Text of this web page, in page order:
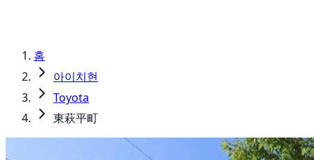
홈
아이치현
Toyota
東萩平町